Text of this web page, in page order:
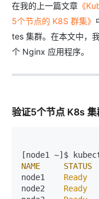
在我的上一篇文章 《
5个节点的 K8S 群集》
tes 集群。在本文中，
个 Nginx 应用程序。
验证5个节点 K8s 集
NAME
STATUS
node1 Ready
node2 Ready